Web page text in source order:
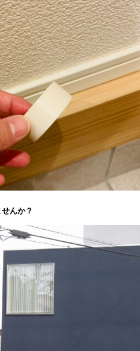
んか？